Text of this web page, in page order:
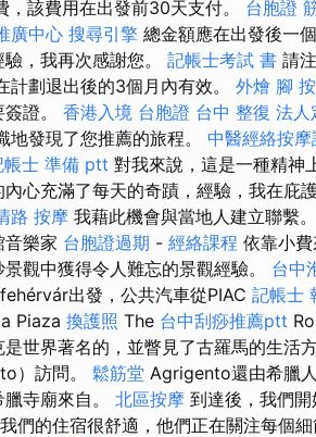
，該費用在出發前30天支付。 台胞證
廣中心 搜尋引擎 總金額應在出發後一
，我再次感謝您。 記帳士考試 書 請
計劃退出後的3個月內有效。 外燴 腳
證。 香港入境 台胞證 台中 整復 法人
地發現了您推薦的旅程。 中醫經絡按摩
帳士 準備 ptt 對我來說，這是一種精神
心充滿了每天的奇蹟，經驗，我在庇
路 按摩 我藉此機會與當地人建立聯繫
音樂家 台胞證過期 - 經絡課程 依靠小
觀中獲得令人難忘的景觀經驗。 台中
出發，公共汽車從PIAC 記帳士
Piaza 換護照 The 台中刮痧推薦ptt
世界著名的，並瞥見了古羅馬的生活
）訪問。 鬆筋堂 Agrigento還由希臘
寺廟來自。 北區按摩 到達後，我們
們的住宿很舒適，他們正在關注每個細